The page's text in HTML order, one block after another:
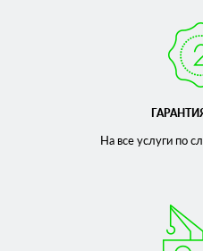
На все услуги по